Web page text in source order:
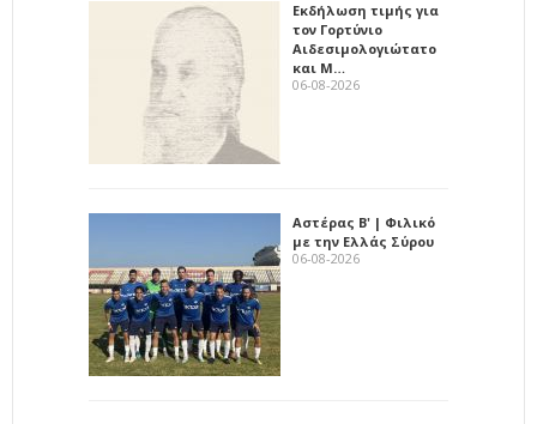
Εκδήλωση τιμής για
τον Γορτύνιο
Αιδεσιμολογιώτατο
και Μ…
06-08-2026
Αστέρας Β' | Φιλικό
με την Ελλάς Σύρου
06-08-2026